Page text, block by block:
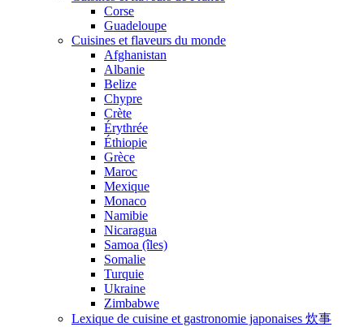
Corse
Guadeloupe
Cuisines et flaveurs du monde
Afghanistan
Albanie
Belize
Chypre
Crète
Érythrée
Éthiopie
Grèce
Maroc
Mexique
Monaco
Namibie
Nicaragua
Samoa (îles)
Somalie
Turquie
Ukraine
Zimbabwe
Lexique de cuisine et gastronomie japonaises 炊事